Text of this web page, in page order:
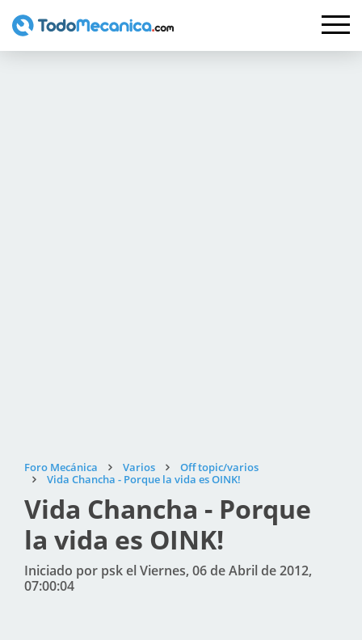
Foro Mecánica Varios
Off topic/varios
Vida Chancha - Porque la vida es OINK!
Vida Chancha - Porque
la vida es OINK!
Iniciado por psk el Viernes, 06 de Abril de 2012,
07:00:04